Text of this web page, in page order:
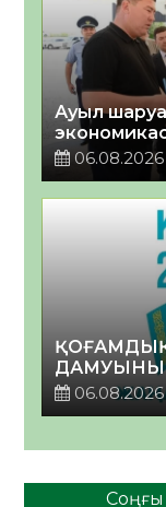
Ауыл
06.08.2026
ҚОҒАМДЫҚ
ДАМУЫНЫҢ
06.08.2026
Соңғы